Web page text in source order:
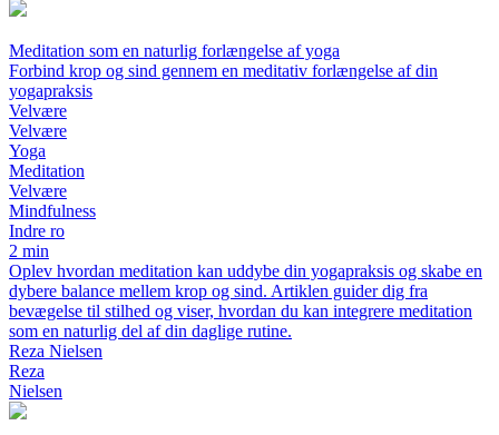
Meditation som en naturlig forlængelse af yoga
Forbind krop og sind gennem en meditativ forlængelse af din
yogapraksis
Velvære
Velvære
Yoga
Meditation
Velvære
Mindfulness
Indre ro
2 min
Oplev hvordan meditation kan uddybe din yogapraksis og skabe en
dybere balance mellem krop og sind. Artiklen guider dig fra
bevægelse til stilhed og viser, hvordan du kan integrere meditation
som en naturlig del af din daglige rutine.
Reza Nielsen
Reza
Nielsen